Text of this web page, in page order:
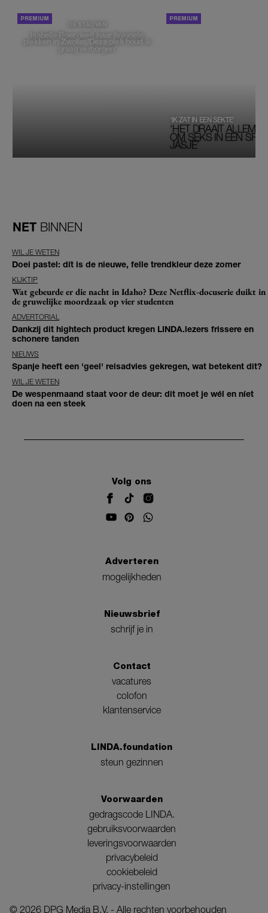
DE STAD VAN
Isabelle Boer deelt haar favoriete
plekken in Zwolle: 'Deze plek houd ik
graag verborgen'
‘HET DRAAIT
OM SEKS IN EEN
JASJE’
‘IK ZAT IN EEN SEKTE’
NET BINNEN
WIL JE WETEN
Doei pastel: dít is de nieuwe, felle trendkleur deze zomer
KIJKTIP
Wat gebeurde er die nacht in Idaho? Deze Netflix-docuserie duikt in
de gruwelijke moordzaak op vier studenten
ADVERTORIAL
Dankzij dit hightech product kregen LINDA.lezers frissere en
schonere tanden
NIEUWS
Spanje heeft een 'geel' reisadvies gekregen, wat betekent dit?
WIL JE WETEN
De wespenmaand staat voor de deur: dit moet je wél en níet
doen na een steek
Volg ons
Adverteren
mogelijkheden
Nieuwsbrief
schrijf je in
Contact
vacatures
colofon
klantenservice
LINDA.foundation
steun gezinnen
Voorwaarden
gedragscode LINDA.
gebruiksvoorwaarden
leveringsvoorwaarden
privacybeleid
cookiebeleid
privacy-instellingen
© 2026 DPG Media B.V. - Alle rechten voorbehouden